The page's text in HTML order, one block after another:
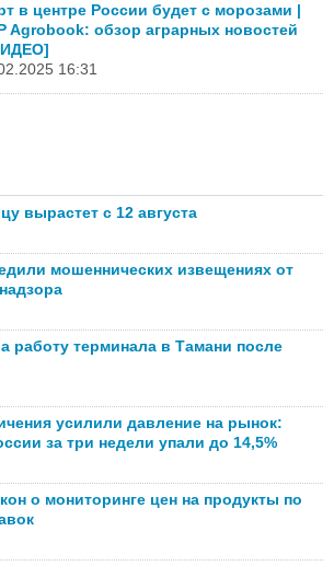
в центре России будет с морозами |
Agrobook: обзор аграрных новостей
16:31
вырастет с 12 августа
мошеннических извещениях от
работу терминала в Тамани после
усилили давление на рынок:
за три недели упали до 14,5%
о мониторинге цен на продукты по